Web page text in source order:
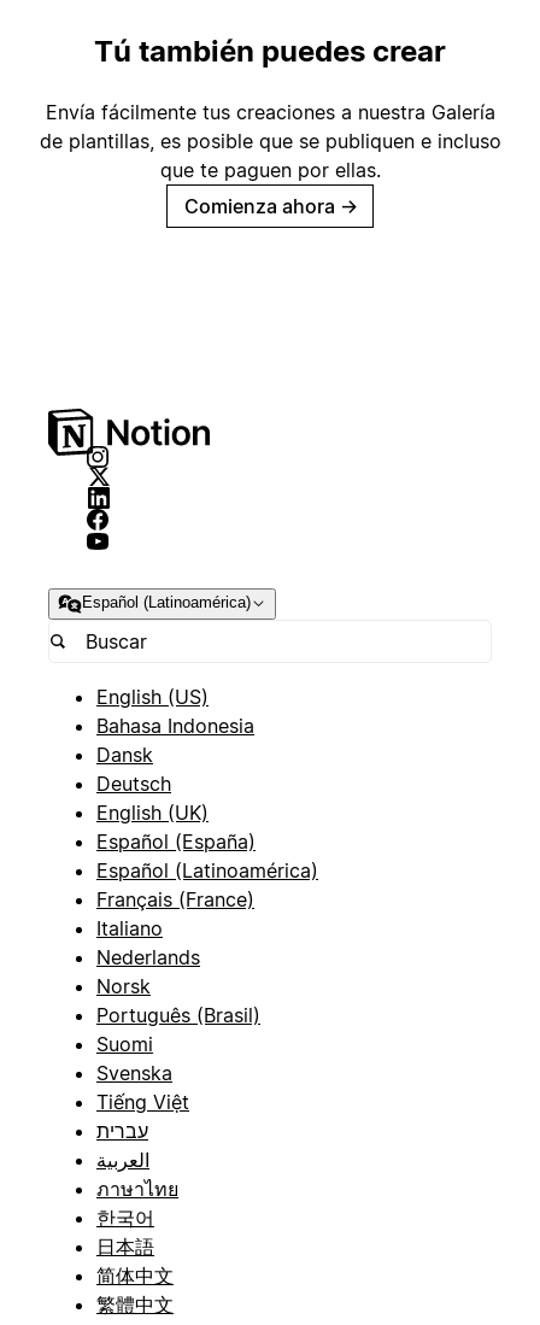
Tú también puedes crear
Envía fácilmente tus creaciones a nuestra Galería
de plantillas, es posible que se publiquen e incluso
que te paguen por ellas.
Comienza ahora →
Español (Latinoamérica)
English (US)
Bahasa Indonesia
Dansk
Deutsch
English (UK)
Español (España)
Español (Latinoamérica)
Français (France)
Italiano
Nederlands
Norsk
Português (Brasil)
Suomi
Svenska
Tiếng Việt
עברית
العربية
ภาษาไทย
한국어
日本語
简体中文
繁體中文